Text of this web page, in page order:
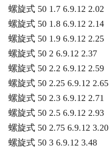
螺旋式 50 1.7 6.9.12 2.02
螺旋式 50 1.8 6.9.12 2.14
螺旋式 50 1.9 6.9.12 2.25
螺旋式 50 2 6.9.12 2.37
螺旋式 50 2.2 6.9.12 2.59
螺旋式 50 2.25 6.9.12 2.65
螺旋式 50 2.3 6.9.12 2.71
螺旋式 50 2.5 6.9.12 2.93
螺旋式 50 2.75 6.9.12 3.20
螺旋式 50 3 6.9.12 3.48